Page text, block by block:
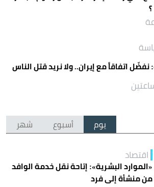
اتفاقاً مع إيران.. ولا نريد قتل الناس
يوم أسبوع شهر
اقتصاد
«الموارد البشرية»: إتاحة نقل خدمة الوافد
من منشأة إلى فرد